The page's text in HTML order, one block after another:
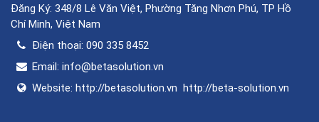
Đăng Ký: 348/8 Lê Văn Việt, Phường Tăng Nhơn Phú, TP Hồ
Chí Minh, Việt Nam
Điện thoại: 090 335 8452
Email: info@betasolution.vn
Website: http://betasolution.vn http://beta-solution.vn